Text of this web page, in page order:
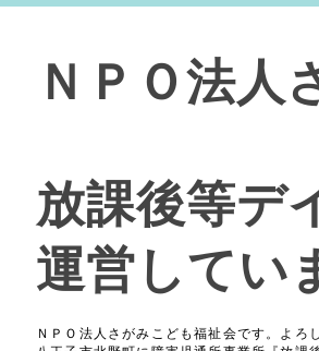
ＮＰＯ法人
放課後等デ
運営してい
ＮＰＯ法人さがみこども福祉会です。よろ